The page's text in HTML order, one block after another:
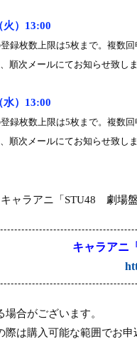
火） 13:00
録枚数上限は5枚まで。複数回
順次メールにてお知らせ致しま
水） 13:00
録枚数上限は5枚まで。複数回
順次メールにてお知らせ致しま
ャラアニ 「 STU48 劇場
キャラアニ 「
合がございます。
は購入可能な範囲でお申